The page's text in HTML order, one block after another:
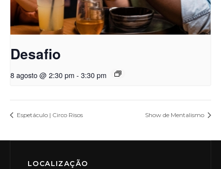
Desafio
8 agosto @ 2:30 pm - 3:30 pm
Espetáculo | Circo Risos Show de Mentalismo
LOCALIZAÇÃO